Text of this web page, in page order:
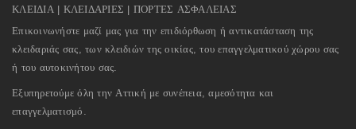
ΚΛΕΙΔΙΑ | ΚΛΕΙΔΑΡΙΕΣ | ΠΟΡΤΕΣ ΑΣΦΑΛΕΙΑΣ
Επικοινωνήστε μαζί μας για την επιδιόρθωση ή αντικατάσταση της
κλειδαριάς σας, των κλειδιών της οικίας, του επαγγελματικού χώρου σας
ή του αυτοκινήτου σας.
Εξυπηρετούμε όλη την Αττική με συνέπεια, αμεσότητα και
επαγγελματισμό.